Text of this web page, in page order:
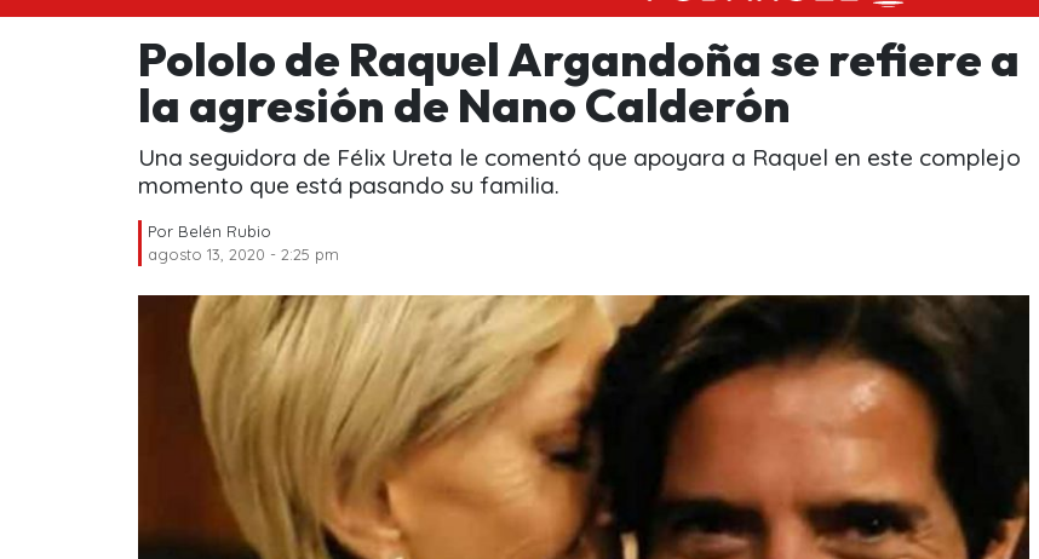
Pololo de Raquel Argandoña se refiere a
la agresión de Nano Calderón
Una seguidora de Félix Ureta le comentó que apoyara a Raquel en este complejo
momento que está pasando su familia.
Por Belén Rubio
agosto 13, 2020 - 2:25 pm